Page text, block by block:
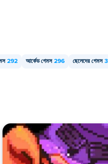
292 আর্কেড গেমস 296 ছেলেদের গেমস